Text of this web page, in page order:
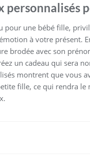
personnalisés
pour une bébé fille,
à votre présent.
brodée avec son
un cadeau qui sera
montrent que vous
fille, ce qui rendra